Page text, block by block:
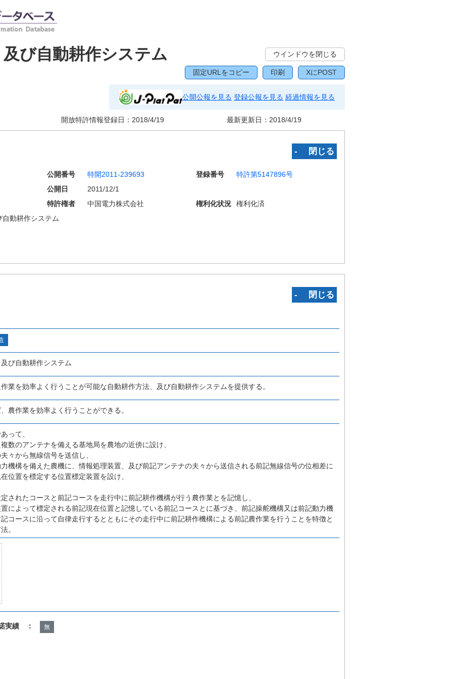
び自動耕作システム ウインドウを閉じる
固定URLをコピー 印刷 XにPOST
公開公報を見る 登録公報を見る 経過情報を見る
開放特許情報登録日： 2018/4/19 最新更新日： 2018/4/19
‐ 閉じる
公開番号 特開2011-239693 登録番号
特許第5147896号
公開日
2011/12/1
特許権者 中国電力株式会社 権利化状況
権利化済
動耕作システム
‐ 閉じる
び自動耕作システム
業を効率よく行うことが可能な自動耕作方法、及び自動耕作システムを提供する。
農作業を効率よく行うことができる。
って、
数のアンテナを備える基地局を農地の近傍に設け、
々から無線信号を送信し、
機構を備えた農機に、情報処理装置、及び前記アンテナの夫々から送信される前記無線信号の位相差に
位置を標定する位置標定装置を設け、
されたコースと前記コースを走行中に前記耕作機構が行う農作業とを記憶し、
によって標定される前記現在位置と記憶している前記コースとに基づき、前記操舵機構又は前記動力機
コースに沿って自律走行するとともにその走行中に前記耕作機構による前記農作業を行うことを特徴と
。
実績 ： 無